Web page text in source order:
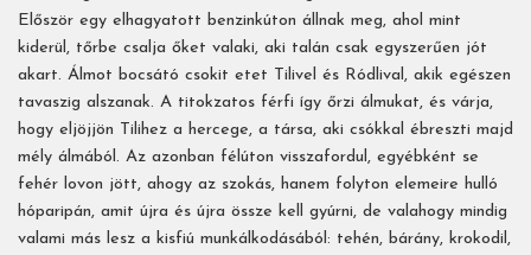
Először egy elhagyatott benzinkúton állnak meg, ahol mint
kiderül, tőrbe csalja őket valaki, aki talán csak egyszerűen jót
akart. Álmot bocsátó csokit etet Tilivel és Ródlival, akik egészen
tavaszig alszanak. A titokzatos férfi így őrzi álmukat, és várja,
hogy eljöjjön Tilihez a hercege, a társa, aki csókkal ébreszti majd
mély álmából. Az azonban félúton visszafordul, egyébként se
fehér lovon jött, ahogy az szokás, hanem folyton elemeire hulló
hóparipán, amit újra és újra össze kell gyúrni, de valahogy mindig
valami más lesz a kisfiú munkálkodásából: tehén, bárány, krokodil,